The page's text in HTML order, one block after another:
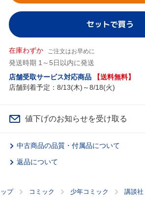
セットで買う
在庫わずか ご注文はお早めに
発送時期 1～5日以内に発送
店舗受取サービス対応商品
【送料無料】
店舗到着予定：8/13(木)～8/18(火)
値下げのお知らせを受け取る
中古商品の品質・付属品について
返品について
プ コミック 少年コミック 講談社